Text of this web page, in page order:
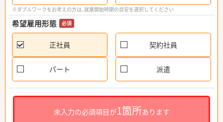
※ダブルワークをお考えの方は、就業開始時期の目安を選択してください
希望雇用形態 必須
正社員 契約社員
パート 派遣
未入力の必須項目が1箇所あります